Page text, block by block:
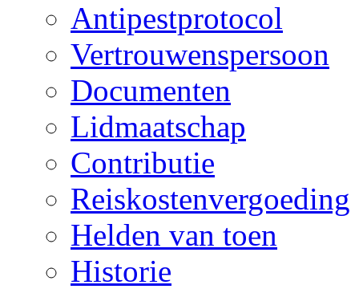
Antipestprotocol
Vertrouwenspersoon
Documenten
Lidmaatschap
Contributie
Reiskostenvergoeding
Helden van toen
Historie